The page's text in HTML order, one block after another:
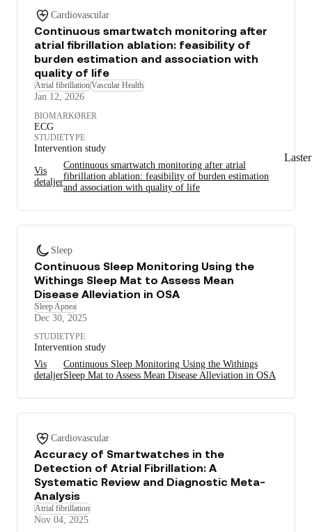
Cardiovascular
Continuous smartwatch monitoring after
atrial fibrillation ablation: feasibility of
burden estimation and association with
quality of life
Atrial fibrillationVascular Health
Jan 12, 2026
BIOMARKØRER
ECG
STUDIETYPE
Intervention study
Vis
detaljer
Continuous smartwatch monitoring after atrial
fibrillation ablation: feasibility of burden estimation
and association with quality of life
Sleep
Continuous Sleep Monitoring Using the
Withings Sleep Mat to Assess Mean
Disease Alleviation in OSA
Sleep Apnea
Dec 30, 2025
STUDIETYPE
Intervention study
Vis
detaljer
Continuous Sleep Monitoring Using the Withings
Sleep Mat to Assess Mean Disease Alleviation in OSA
Cardiovascular
Accuracy of Smartwatches in the
Detection of Atrial Fibrillation: A
Systematic Review and Diagnostic Meta-
Analysis
Atrial fibrillation
Nov 04, 2025